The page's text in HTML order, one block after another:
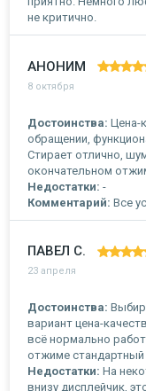
не критично.
АНОНИМ
8 октября
Достоинства: Цена-
обращении,
Стирает отлично,
окончательном
Недостатки: -
Комментарий: Все
ПАВЕЛ С.
23 апреля
Достоинства:
вариант цена-
всё нормально
отжиме стандартный
Недостатки: На
внизу дисплейчик,